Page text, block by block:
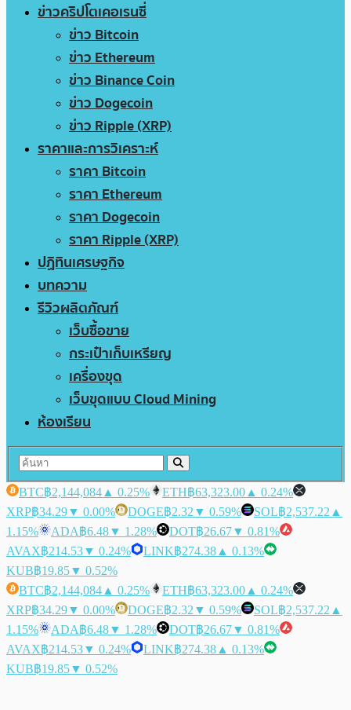
ข่าวคริปโตเคอเรนซี่
ข่าว Bitcoin
ข่าว Ethereum
ข่าว Binance Coin
ข่าว Dogecoin
ข่าว Ripple (XRP)
ราคาและการวิเคราะห์
ราคา Bitcoin
ราคา Ethereum
ราคา Dogecoin
ราคา Ripple (XRP)
ปฏิทินเศรษฐกิจ
บทความ
รีวิวผลิตภัณฑ์
เว็บซื้อขาย
กระเป๋าเก็บเหรียญ
เครื่องขุด
เว็บขุดแบบ Cloud Mining
ห้องเรียน
BTC฿2,144,084 ▲ 0.25% ETH฿63,323.00 ▲ 0.24%
XRP฿34.29▼ 0.00% DOGE฿2.32 ▼ 0.59% SOL฿2,537.22 ▲
1.15%
ADA฿6.48▼ 1.28% DOT฿26.67▼ 0.81%
AVAX฿214.53▼ 0.24% LINK฿274.38 ▲ 0.13%
KUB฿19.85▼ 0.52%
BTC฿2,144,084 ▲ 0.25% ETH฿63,323.00 ▲ 0.24%
XRP฿34.29▼ 0.00% DOGE฿2.32 ▼ 0.59% SOL฿2,537.22 ▲
1.15%
ADA฿6.48▼ 1.28% DOT฿26.67▼ 0.81%
AVAX฿214.53▼ 0.24% LINK฿274.38 ▲ 0.13%
KUB฿19.85▼ 0.52%